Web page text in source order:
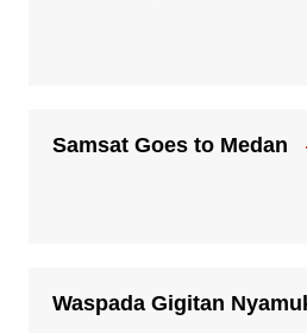
Samsat Goes to Medan
Waspada Gigitan